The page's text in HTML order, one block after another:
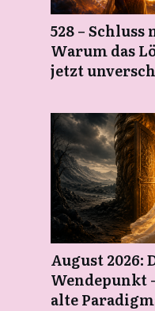
528 –
Warum das
jetzt
August 2026:
Wendepunkt
alte